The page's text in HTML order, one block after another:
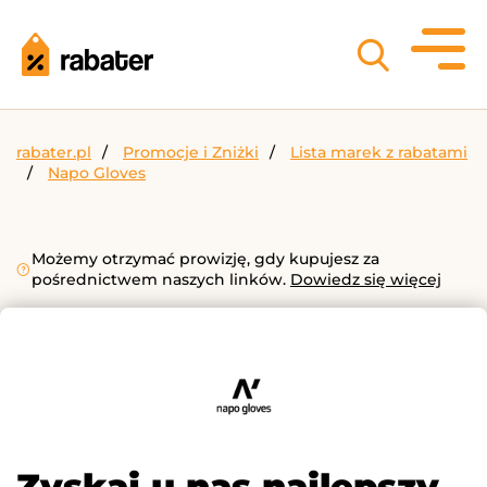
rabater.pl Promocje i Zniżki
Lista marek z rabatami
Napo Gloves
Możemy otrzymać prowizję, gdy kupujesz za
pośrednictwem naszych linków. Dowiedz się więcej